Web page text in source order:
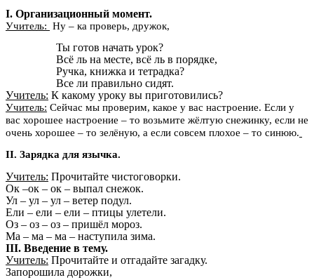
I. Организационный момент.
Учитель: Ну – ка проверь, дружок,
Ты готов начать урок?
Всё ль на месте, всё ль в порядке,
Ручка, книжка и тетрадка?
Все ли правильно сидят.
Учитель: К какому уроку вы приготовились?
Учитель: Сейчас мы проверим, какое у вас настроение. Если у
вас хорошее настроение – то возьмите жёлтую снежинку, если не
очень хорошее – то зелёную, а если совсем плохое – то синюю.
II. Зарядка для язычка.
Учитель: Прочитайте чистоговорки.
Ок –ок – ок – выпал снежок.
Ул – ул – ул – ветер подул.
Ели – ели – ели – птицы улетели.
Оз – оз – оз – пришёл мороз.
Ма – ма – ма – наступила зима.
III. Введение в тему.
Учитель: Прочитайте и отгадайте загадку.
Запорошила дорожки,